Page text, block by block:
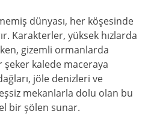
dünyası, her köşesinde
Karakterler, yüksek hızlarda
gizemli ormanlarda
kalede maceraya
jöle denizleri ve
mekanlarla dolu olan bu
bir şölen sunar.